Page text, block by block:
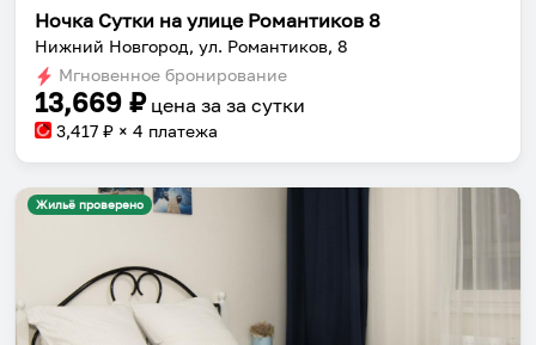
Ночка Сутки на улице Романтиков 8
Нижний Новгород, ул. Романтиков, 8
Мгновенное бронирование
13,669 ₽ цена за за сутки
3,417 ₽ × 4 платежа
Жильё проверено